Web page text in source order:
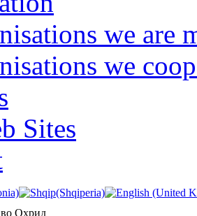
we are
we
Sites
во Охрид